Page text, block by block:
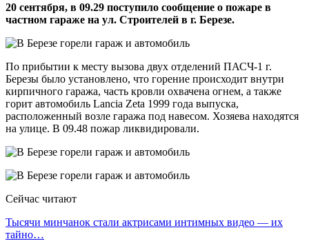
20 сентября, в 09.29 поступило сообщение о пожаре в
частном гараже на ул. Строителей в г. Березе.
По прибытии к месту вызова двух отделений ПАСЧ-1 г.
Березы было установлено, что горение происходит внутри
кирпичного гаража, часть кровли охвачена огнем, а также
горит автомобиль Lancia Zeta 1999 года выпуска,
расположенный возле гаража под навесом. Хозяева находятся
на улице. В 09.48 пожар ликвидировали.
Сейчас читают
Тысячи минчанок стали актрисами интимных видео — их
тайно…